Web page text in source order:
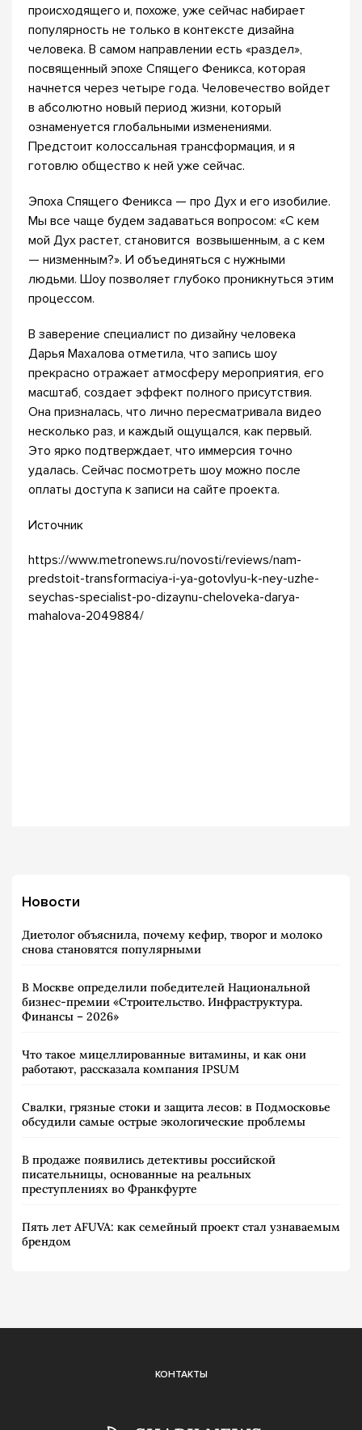
происходящего и, похоже, уже сейчас набирает
популярность не только в контексте дизайна
человека. В самом направлении есть «раздел»,
посвященный эпохе Спящего Феникса, которая
начнется через четыре года. Человечество войдет
в абсолютно новый период жизни, который
ознаменуется глобальными изменениями.
Предстоит колоссальная трансформация, и я
готовлю общество к ней уже сейчас.
Эпоха Спящего Феникса — про Дух и его изобилие.
Мы все чаще будем задаваться вопросом: «С кем
мой Дух растет, становится возвышенным, а с кем
— низменным?». И объединяться с нужными
людьми. Шоу позволяет глубоко проникнуться этим
процессом.
В заверение специалист по дизайну человека
Дарья Махалова отметила, что запись шоу
прекрасно отражает атмосферу мероприятия, его
масштаб, создает эффект полного присутствия.
Она призналась, что лично пересматривала видео
несколько раз, и каждый ощущался, как первый.
Это ярко подтверждает, что иммерсия точно
удалась. Сейчас посмотреть шоу можно после
оплаты доступа к записи на сайте проекта.
Источник
https://www.metronews.ru/novosti/reviews/nam-
predstoit-transformaciya-i-ya-gotovlyu-k-ney-uzhe-
seychas-specialist-po-dizaynu-cheloveka-darya-
mahalova-2049884/
Новости
Диетолог объяснила, почему кефир, творог и молоко
снова становятся популярными
В Москве определили победителей Национальной
бизнес-премии «Строительство. Инфраструктура.
Финансы – 2026»
Что такое мицеллированные витамины, и как они
работают, рассказала компания IPSUM
Свалки, грязные стоки и защита лесов: в Подмосковье
обсудили самые острые экологические проблемы
В продаже появились детективы российской
писательницы, основанные на реальных
преступлениях во Франкфурте
Пять лет AFUVA: как семейный проект стал узнаваемым
брендом
КОНТАКТЫ